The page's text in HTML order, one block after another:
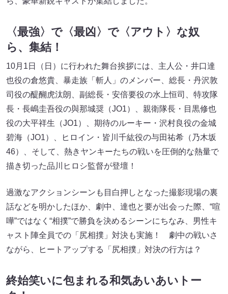
〈最強〉で〈最凶〉で〈アウト〉な奴
ら、集結！
10月1日（日）に行われた舞台挨拶には、主人公・井口達
也役の倉悠貴、暴走族「斬人」のメンバー、総長・丹沢敦
司役の醍醐虎汰朗、副総長・安倍要役の⽔上恒司、特攻隊
長・長嶋圭吾役の與那城奨（JO1）、親衛隊長・目黒修也
役の⼤平祥⽣（JO1）、期待のルーキー・沢村良役の⾦城
碧海（JO1）、ヒロイン・皆川千紘役の与田祐希（乃木坂
46）、そして、熱きヤンキーたちの戦いを圧倒的な熱量で
描き切った品川ヒロシ監督が登壇！
過激なアクションシーンも目白押しとなった撮影現場の裏
話などを明かしたほか、劇中、達也と要が出会った際、“喧
嘩”ではなく“相撲”で勝負を決めるシーンにちなみ、男性キ
ャスト陣全員での「尻相撲」対決も実施！ 劇中の戦いさ
ながら、ヒートアップする「尻相撲」対決の行方は？
終始笑いに包まれる和気あいあいトー